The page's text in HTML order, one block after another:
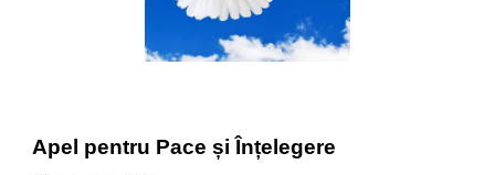
Apel pentru Pace și Înțelegere